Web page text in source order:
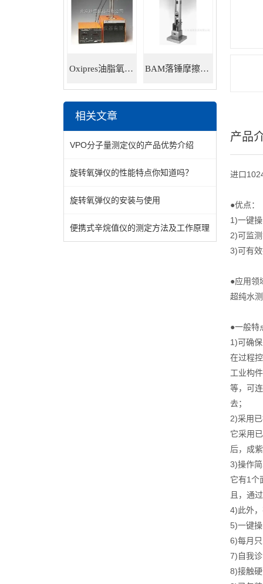
Oxipres油脂氧化稳定性仪 BAM落锤摩擦感度仪
相关文章
VPO分子量测定仪的产品优势介绍
旋转氧弹仪的性能特点你知道吗？
旋转氧弹仪的安装与使用
便携式辛烷值仪的测定方法及工作原理
产品
进口
●优点：
1)一键
2)可监
3)可有
●应用领
超纯水
●一般特
1)可确
在过程
工业构
等，可
去；
2)采用
它采用
后，成
3)操作
它有1个
且，通
4)此外
5)一键
6)每月
7)自我
8)接触